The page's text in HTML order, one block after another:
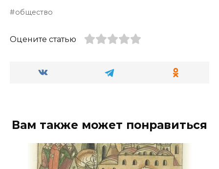
общество
Оцените статью
Вам также может понравиться